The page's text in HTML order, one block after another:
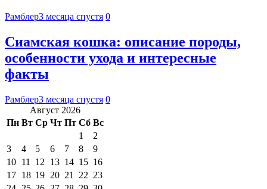
Рамблер3 месяца спустя 0
Сиамская кошка: описание породы,
особенности ухода и интересные
факты
Рамблер3 месяца спустя 0
Август 2026
Пн Вт Ср Чт Пт Сб Вс
1
2
3
4 5 6 7 8
9
10 11 12 13 14 15 16
17 18 19 20 21 22 23